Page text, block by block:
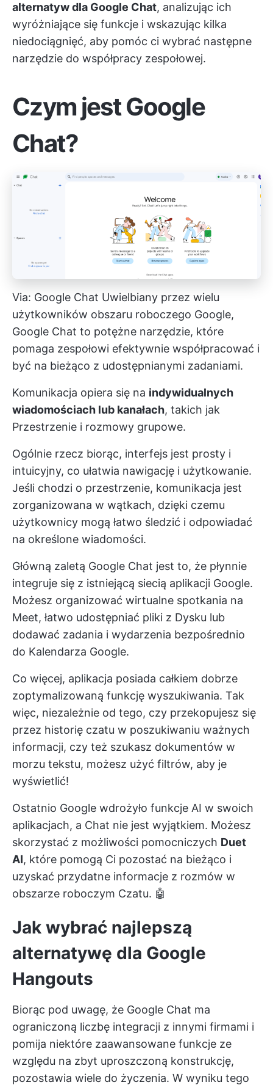
alternatyw dla Google Chat, analizując ich
wyróżniające się funkcje i wskazując kilka
niedociągnięć, aby pomóc ci wybrać następne
narzędzie do współpracy zespołowej.
Czym jest Google
Chat?
Via: Google Chat Uwielbiany przez wielu
użytkowników obszaru roboczego Google,
Google Chat to potężne narzędzie, które
pomaga zespołowi efektywnie współpracować i
być na bieżąco z udostępnianymi zadaniami.
Komunikacja opiera się na indywidualnych
wiadomościach lub kanałach, takich jak
Przestrzenie i rozmowy grupowe.
Ogólnie rzecz biorąc, interfejs jest prosty i
intuicyjny, co ułatwia nawigację i użytkowanie.
Jeśli chodzi o przestrzenie, komunikacja jest
zorganizowana w wątkach, dzięki czemu
użytkownicy mogą łatwo śledzić i odpowiadać
na określone wiadomości.
Główną zaletą Google Chat jest to, że płynnie
integruje się z istniejącą siecią aplikacji Google.
Możesz organizować wirtualne spotkania na
Meet, łatwo udostępniać pliki z Dysku lub
dodawać zadania i wydarzenia bezpośrednio
do Kalendarza Google.
Co więcej, aplikacja posiada całkiem dobrze
zoptymalizowaną funkcję wyszukiwania. Tak
więc, niezależnie od tego, czy przekopujesz się
przez historię czatu w poszukiwaniu ważnych
informacji, czy też szukasz dokumentów w
morzu tekstu, możesz użyć filtrów, aby je
wyświetlić!
Ostatnio Google wdrożyło funkcje AI w swoich
aplikacjach, a Chat nie jest wyjątkiem. Możesz
skorzystać z możliwości pomocniczych Duet
AI, które pomogą Ci pozostać na bieżąco i
uzyskać przydatne informacje z rozmów w
obszarze roboczym Czatu. 🤖
Jak wybrać najlepszą
alternatywę dla Google
Hangouts
Biorąc pod uwagę, że Google Chat ma
ograniczoną liczbę integracji z innymi firmami i
pomija niektóre zaawansowane funkcje ze
względu na zbyt uproszczoną konstrukcję,
pozostawia wiele do życzenia. W wyniku tego